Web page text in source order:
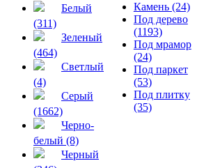
Белый
(311)
Зеленый
(464)
Светлый
(4)
Серый
(1662)
Черно-
белый (8)
Черный
Камень (24)
Под дерево
(1193)
Под мрамор
(24)
Под паркет
(53)
Под плитку
(35)